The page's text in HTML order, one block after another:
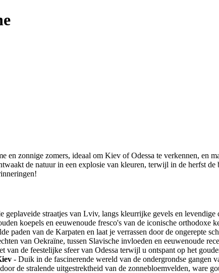
en zonnige zomers, ideaal om Kiev of Odessa te verkennen, en
de natuur in een explosie van kleuren, terwijl in de herfst
geplaveide straatjes van Lviv, langs kleurrijke gevels en levendige
koepels en eeuwenoude fresco's van de iconische orthodoxe
paden van de Karpaten en laat je verrassen door de ongerepte
van Oekraïne, tussen Slavische invloeden en eeuwenoude
van de feestelijke sfeer van Odessa terwijl u ontspant op het
- Duik in de fascinerende wereld van de ondergrondse gangen
de stralende uitgestrektheid van de zonnebloemvelden, ware